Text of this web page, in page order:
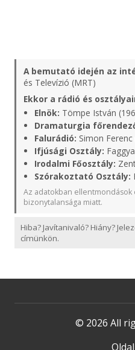
A bemutató idején az
és Televízió (MRT)
Ekkor a rádió és
Elnök: Tömpe István
Dramaturgia
Falurádió: Simon
Ifjúsági Osztály:
Irodalmi Főosztály:
Szórakoztató Osztály:
Az adatokban
bizonytalansága miatt.
Hiba? Javítanivaló? Hiány?
címünkön.
© 2026 All